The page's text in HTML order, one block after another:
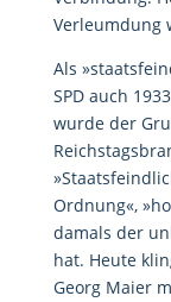
Verleumdung
Als
SPD auch
wurde der
Ordnung«,
damals der
hat. Heute
Georg Maier